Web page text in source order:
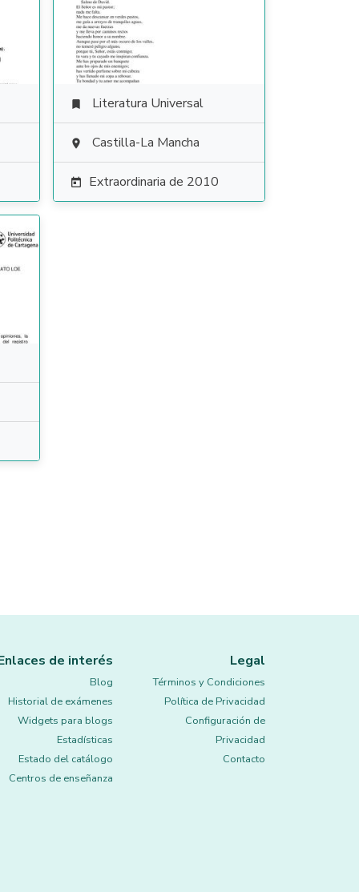
 Literatura Universal
 Castilla-La Mancha
 Extraordinaria de 2010
de interés
Blog
Historial de exámenes
Widgets para blogs
Estadísticas
Estado del catálogo
Centros de enseñanza
Legal
Términos y Condiciones
Política de Privacidad
Configuración de
Privacidad
Contacto